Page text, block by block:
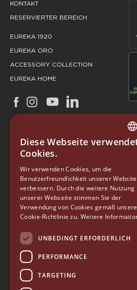
KONTAKT
RESERVIERTER BEREICH
EUREKA 1920
EUREKA ORO
ACCESSORY COLLECTION
EUREKA HOME
EUREKA
Via Luigi Longo 39/41
50019, Sesto Fiorentino (FI) - ITALY
Tel. +39 055 4200011
Fax +39 055 4200010
P. Iva 03094860487
Diese Webseite
Cookies.
Wir verwenden Cookies, um die
Benutzerfreundlichkeit unserer
verbessern. Durch die weitere Nutzung
unserer Webseite stimmen Sie der
Verwendung von Cookies gemäß
Cookie-Richtlinie zu. Weitere
UNBEDINGT ERFORDERLICH
PERFORMANCE
TARGETING